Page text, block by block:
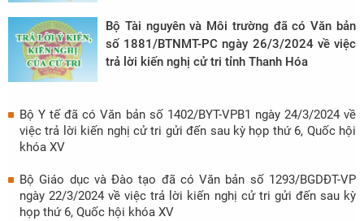
Bộ Tài nguyên và Môi trường đã có Văn bản
số 1881/BTNMT-PC ngày 26/3/2024 về việc
trả lời kiến nghị cử tri tỉnh Thanh Hóa
Bộ Y tế đã có Văn bản số 1402/BYT-VPB1 ngày 24/3/2024 về
việc trả lời kiến nghị cử tri gửi đến sau kỳ họp thứ 6, Quốc hội
khóa XV
Bộ Giáo dục và Đào tạo đã có Văn bản số 1293/BGDĐT-VP
ngày 22/3/2024 về việc trả lời kiến nghị cử tri gửi đến sau kỳ
họp thứ 6, Quốc hội khóa XV